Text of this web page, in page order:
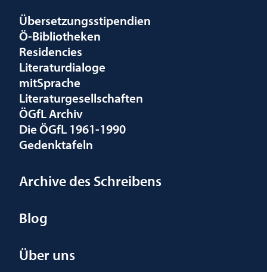
Übersetzungsstipendien
Ö-Bibliotheken
Residencies
Literaturdialoge
mitSprache
Literaturgesellschaften
ÖGfL Archiv
Die ÖGfL 1961-1990
Gedenktafeln
Archive des Schreibens
Blog
Über uns